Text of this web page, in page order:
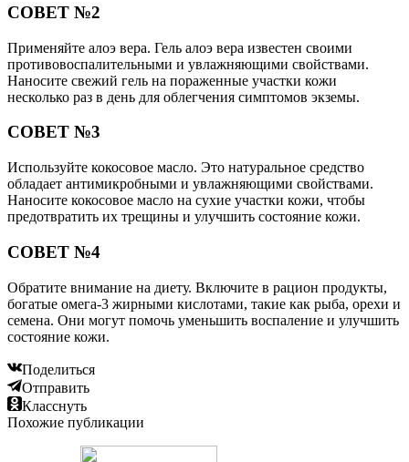
СОВЕТ №2
Применяйте алоэ вера. Гель алоэ вера известен своими
противовоспалительными и увлажняющими свойствами.
Наносите свежий гель на пораженные участки кожи
несколько раз в день для облегчения симптомов экземы.
СОВЕТ №3
Используйте кокосовое масло. Это натуральное средство
обладает антимикробными и увлажняющими свойствами.
Наносите кокосовое масло на сухие участки кожи, чтобы
предотвратить их трещины и улучшить состояние кожи.
СОВЕТ №4
Обратите внимание на диету. Включите в рацион продукты,
богатые омега-3 жирными кислотами, такие как рыба, орехи и
семена. Они могут помочь уменьшить воспаление и улучшить
состояние кожи.
Поделиться
Отправить
Класснуть
Похожие публикации